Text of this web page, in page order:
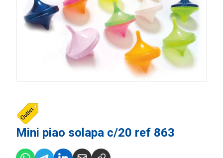
Mini piao solapa c/20 ref 863